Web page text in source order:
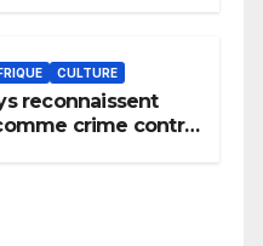
CULTURE
reconnaissent
crime contre